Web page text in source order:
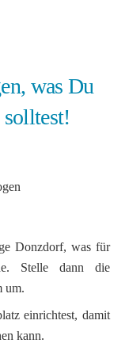
was Du
Donzdorf, was für
Stelle dann die
um.
einrichtest, damit
kann.